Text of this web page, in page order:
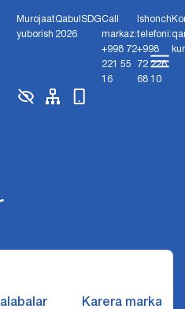
Murojaat
yuborish
Qabul
2026
SDGCall
markaz:
+998 72
221 55
16
Ishonch
telefoni:
+998
72 226
68 10
Karera markazi